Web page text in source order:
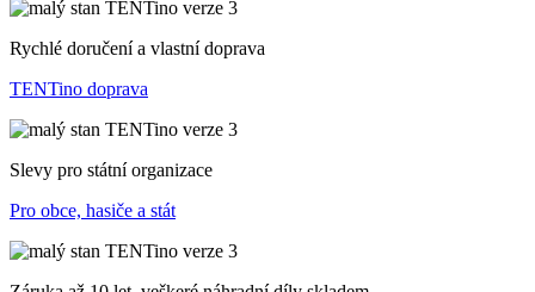
Rychlé doručení a vlastní doprava
TENTino doprava
Slevy pro státní organizace
Pro obce, hasiče a stát